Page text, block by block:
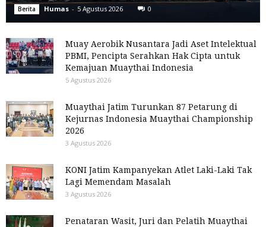
Berita Humas - 5 Agustus 2026 0
Muay Aerobik Nusantara Jadi Aset Intelektual
PBMI, Pencipta Serahkan Hak Cipta untuk
Kemajuan Muaythai Indonesia
5 Agustus 2026
Muaythai Jatim Turunkan 87 Petarung di
Kejurnas Indonesia Muaythai Championship
2026
3 Agustus 2026
KONI Jatim Kampanyekan Atlet Laki-Laki Tak
Lagi Memendam Masalah
3 Agustus 2026
Penataran Wasit, Juri dan Pelatih Muaythai